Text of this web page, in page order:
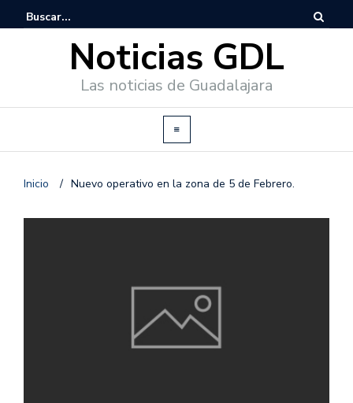
Noticias GDL
Las noticias de Guadalajara
Inicio / Nuevo operativo en la zona de 5 de Febrero.